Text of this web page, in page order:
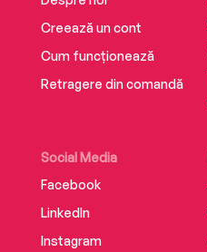
Creează un cont
Cum funcționează
Retragere din comandă
Social Media
Facebook
LinkedIn
Instagram